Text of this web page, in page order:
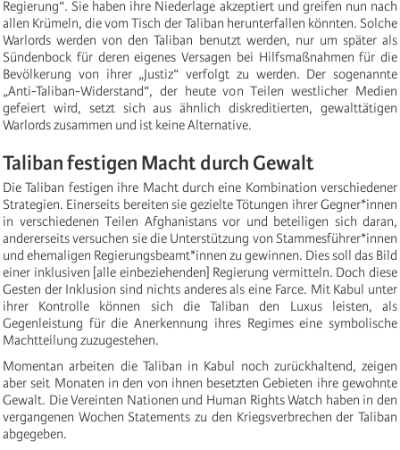
Regierung“. Sie haben ihre Niederlage akzeptiert und greifen nun nach
allen Krümeln, die vom Tisch der Taliban herunterfallen könnten. Solche
Warlords werden von den Taliban benutzt werden, nur um später als
Sündenbock für deren eigenes Versagen bei Hilfsmaßnahmen für die
Bevölkerung von ihrer „Justiz“ verfolgt zu werden. Der sogenannte
„Anti-Taliban-Widerstand“, der heute von Teilen westlicher Medien
gefeiert wird, setzt sich aus ähnlich diskreditierten, gewalttätigen
Warlords zusammen und ist keine Alternative.
Taliban festigen Macht durch Gewalt
Die Taliban festigen ihre Macht durch eine Kombination verschiedener
Strategien. Einerseits bereiten sie gezielte Tötungen ihrer Gegner*innen
in verschiedenen Teilen Afghanistans vor und beteiligen sich daran,
andererseits versuchen sie die Unterstützung von Stammesführer*innen
und ehemaligen Regierungsbeamt*innen zu gewinnen. Dies soll das Bild
einer inklusiven [alle einbeziehenden] Regierung vermitteln. Doch diese
Gesten der Inklusion sind nichts anderes als eine Farce. Mit Kabul unter
ihrer Kontrolle können sich die Taliban den Luxus leisten, als
Gegenleistung für die Anerkennung ihres Regimes eine symbolische
Machtteilung zuzugestehen.
Momentan arbeiten die Taliban in Kabul noch zurückhaltend, zeigen
aber seit Monaten in den von ihnen besetzten Gebieten ihre gewohnte
Gewalt. Die Vereinten Nationen und Human Rights Watch haben in den
vergangenen Wochen Statements zu den Kriegsverbrechen der Taliban
abgegeben.